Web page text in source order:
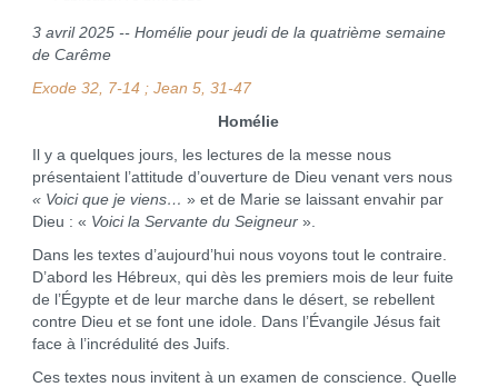
3 avril 2025 -- Homélie pour jeudi de la quatrième semaine
de Carême
Exode 32, 7-14 ; Jean 5, 31-47
Homélie
Il y a quelques jours, les lectures de la messe nous
présentaient l’attitude d’ouverture de Dieu venant vers nous
« Voici que je viens… » et de Marie se laissant envahir par
Dieu : « Voici la Servante du Seigneur».
Dans les textes d’aujourd’hui nous voyons tout le contraire.
D’abord les Hébreux, qui dès les premiers mois de leur fuite
de l’Égypte et de leur marche dans le désert, se rebellent
contre Dieu et se font une idole. Dans l’Évangile Jésus fait
face à l’incrédulité des Juifs.
Ces textes nous invitent à un examen de conscience. Quelle